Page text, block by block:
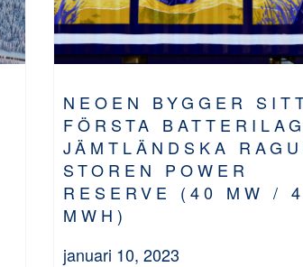
NEOEN BYGGER
FÖRSTA
JÄMTLÄNDSKA
STOREN POWER
RESERVE (40 MW /
MWH)
januari 10, 2023